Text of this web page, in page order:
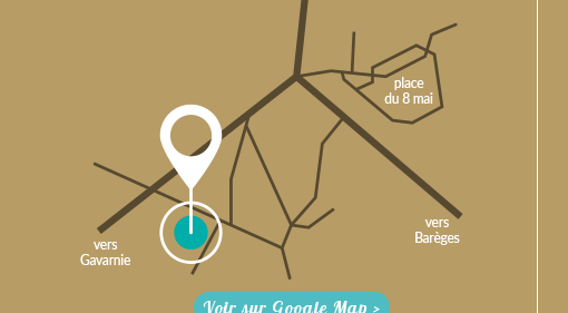
Voir sur Google Map >